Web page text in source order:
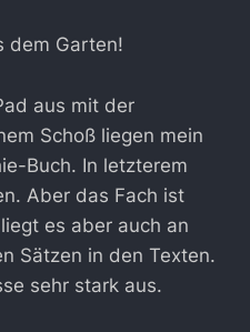
dem Garten!
aus mit der
Schoß liegen mein
Buch. In letzterem
Aber das Fach ist
es aber auch an
Sätzen in den Texten.
sehr stark aus.